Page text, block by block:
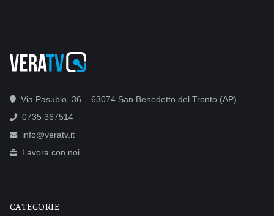
Via Pasubio, 36 – 63074 San Benedetto del Tronto (AP)
0735 367514
info@veratv.it
Lavora con noi
CATEGORIE